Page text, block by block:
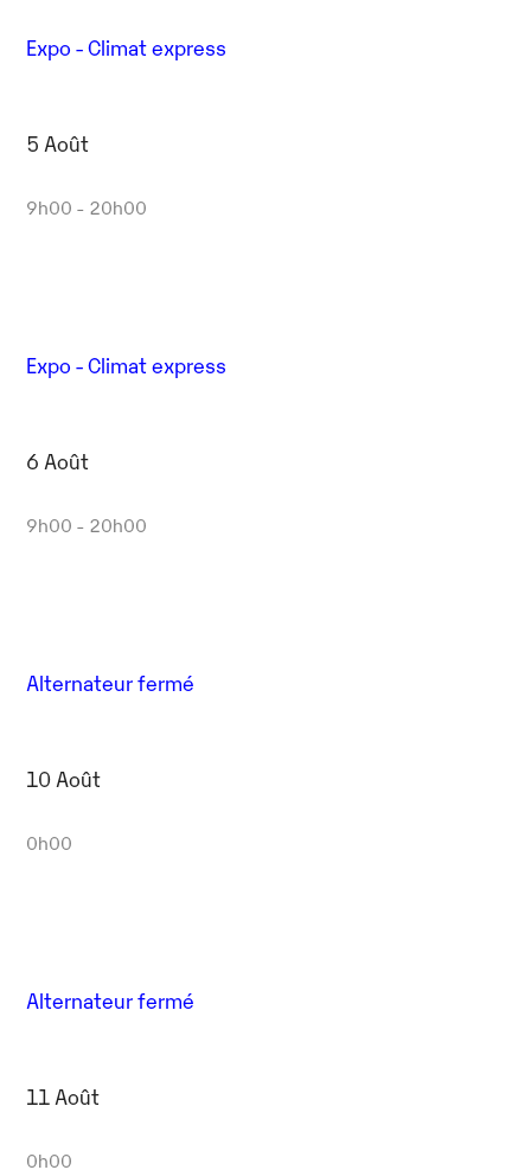
Expo - Climat express
5 Août
9h00 - 20h00
Expo - Climat express
6 Août
9h00 - 20h00
Alternateur fermé
10 Août
0h00
Alternateur fermé
11 Août
0h00